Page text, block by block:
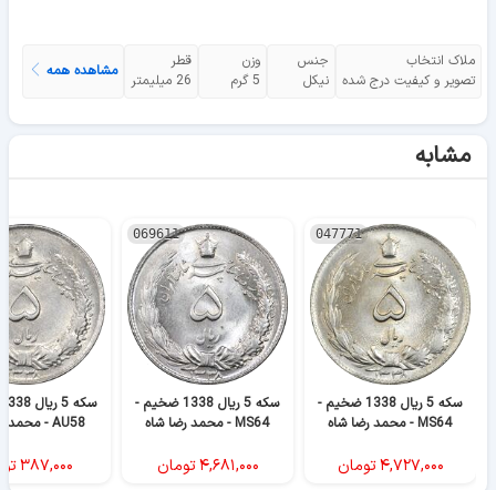
ملاک انتخاب
تصویر و کیفیت درج شده
جنس
نیکل
وزن
5 گرم
قطر
26 میلیمتر
مشاهده همه
مشابه
047771
سکه 5 ریال 1338 ضخیم -
MS64 - محمد رضا شاه
۴,۷۲۷,۰۰۰تومان
069611
سکه 5 ریال 1338 ضخیم -
MS64 - محمد رضا شاه
۴,۶۸۱,۰۰۰تومان
AU58 - محمد رضا شاه
۳۸۷,۰۰۰